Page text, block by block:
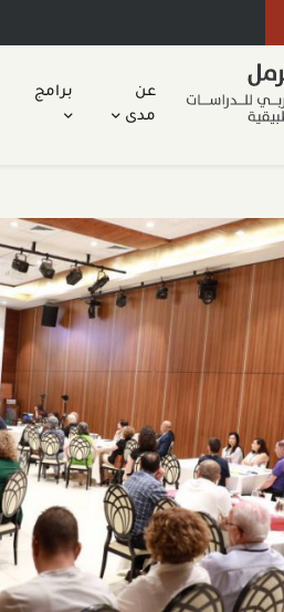
عن
مدى
برامج